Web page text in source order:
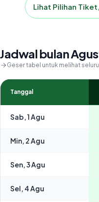
Lihat Pilihan
Jadwal bulan
Geser tabel untuk melihat
Tanggal
Sab, 1 Agu
Min, 2 Agu
Sen, 3 Agu
Sel, 4 Agu